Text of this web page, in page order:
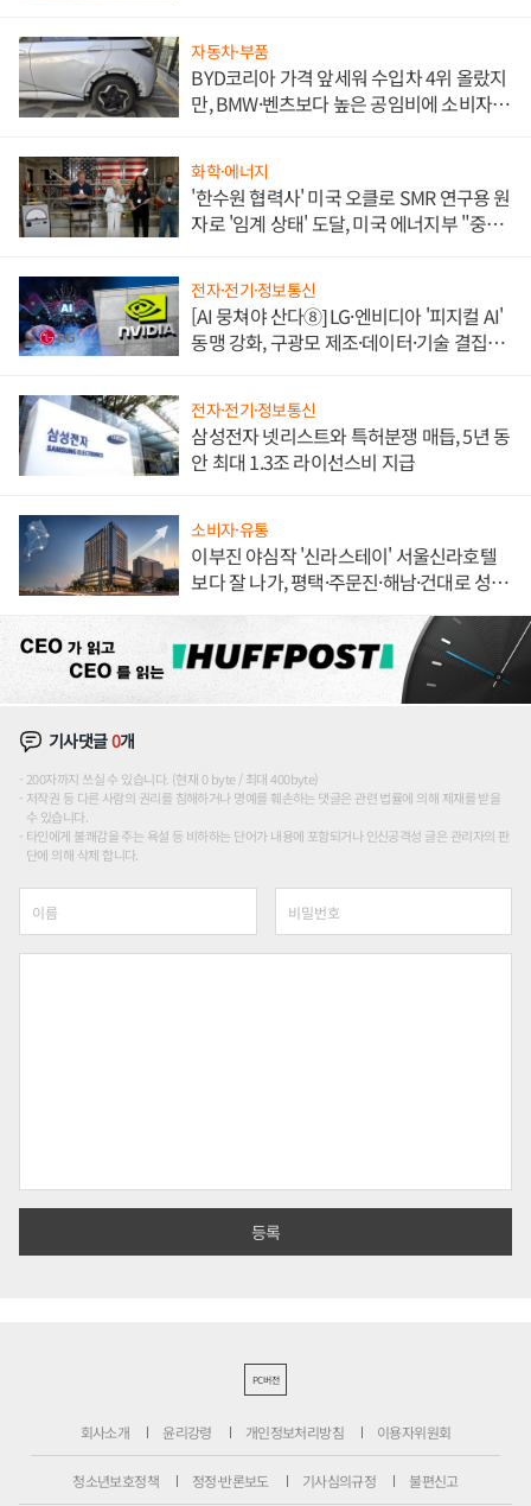
자동차·부품
BYD코리아 가격 앞세워 수입차 4위 올랐지
만, BMW·벤츠보다 높은 공임비에 소비자
화학·에너지
'한수원 협력사' 미국 오클로 SMR 연구용 원
자로 '임계 상태' 도달, 미국 에너지부 "중요
전자·전기·정보통신
[AI 뭉쳐야 산다⑧] LG·엔비디아 '피지컬 AI'
동맹 강화, 구광모 제조·데이터·기술 결집
전자·전기·정보통신
삼성전자 넷리스트와 특허분쟁 매듭, 5년 동
안 최대 1.3조 라이선스비 지급
소비자·유통
이부진 야심작 '신라스테이' 서울신라호텔
보다 잘 나가, 평택·주문진·해남·건대로 성
기사댓글0개
200자까지 쓰실 수 있습니다. (현재 0 byte / 최대 400byte)
저작권 등 다른 사람의 권리를 침해하거나 명예를 훼손하는 댓글은 관련 법률에 의해 제재를 받을
수 있습니다.
타인에게 불쾌감을 주는 욕설 등 비하하는 단어가 내용에 포함되거나 인신공격성 글은 관리자의 판
단에 의해 삭제 합니다.
PC버전
회사소개 윤리강령 개인정보처리방침 이용자위원회
청소년보호정책 정정·반론보도 기사심의규정 불편신고